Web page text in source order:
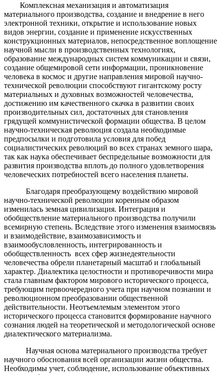
Комплексная механизация и автоматизация
материального производства, создание и внедрение в него
электронной техники, открытие и использование новых
видов энергии, создание и применение искусственных
конструкционных материалов, непосредственное воплощение
научной мысли в производственных технологиях,
образование международных систем коммуникации и связи,
создание общемировой сети информации, проникновение
человека в космос и другие направления мировой научно-
технической революции способствуют гигантскому росту
материальных и духовных возможностей человечества,
достижению им качественного скачка в развитии своих
производительных сил, достаточных для становления
грядущей коммунистической формации общества. В целом
научно-техническая революция создала необходимые
предпосылки и подготовила условия для побед
социалистических революций во всех странах земного шара,
так как наука обеспечивает беспредельные возможности для
развития производства вплоть до полного удовлетворения
человеческих потребностей всего населения планеты.
Благодаря преобразующему воздействию мировой
научно-технической революции коренным образом
изменилась земная цивилизация. Интеграция и
обобществление материального производства получили
всемирную степень. Вследствие этого изменения взаимосвязь
и взаимодействие, взаимозависимость и
взаимообусловленность, интегрированность и
обобществленность всех сфер жизнедеятельности
человечества обрели планетарный масштаб и глобальный
характер. Диалектика целостности и противоречивости мира
стала главным фактором мирового исторического процесса,
требующим первоочередного учета при научном познании и
революционном преобразовании общественной
действительности. Неотъемлемым элементом этого
исторического процесса становится формирование научного
сознания людей на теоретической и методологической основе
диалектического материализма.
Научная основа материального производства требует
научного обоснования всей организации жизни общества.
Необходимы учет, соблюдение, использование объективных